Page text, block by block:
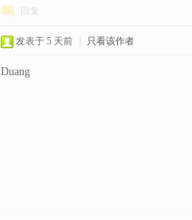
回复
发表于5 天前 只看该作者
Duang